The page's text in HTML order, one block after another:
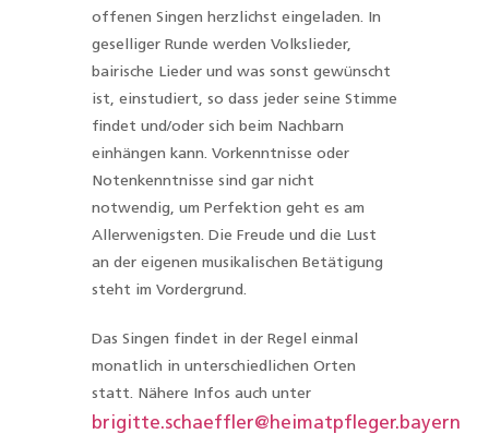
offenen Singen herzlichst eingeladen. In
geselliger Runde werden Volkslieder,
bairische Lieder und was sonst gewünscht
ist, einstudiert, so dass jeder seine Stimme
findet und/oder sich beim Nachbarn
einhängen kann. Vorkenntnisse oder
Notenkenntnisse sind gar nicht
notwendig, um Perfektion geht es am
Allerwenigsten. Die Freude und die Lust
an der eigenen musikalischen Betätigung
steht im Vordergrund.
Das Singen findet in der Regel einmal
monatlich in unterschiedlichen Orten
statt. Nähere Infos auch unter
brigitte.schaeffler@heimatpfleger.bayern